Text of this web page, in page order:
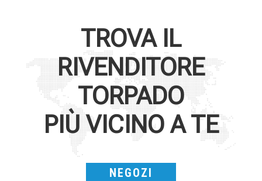
TROVA IL
RIVENDITORE
TORPADO
PIÙ VICINO A TE
NEGOZI